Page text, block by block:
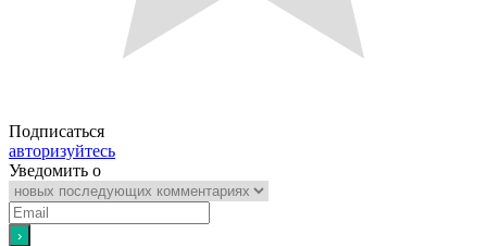
Подписаться
авторизуйтесь
Уведомить о